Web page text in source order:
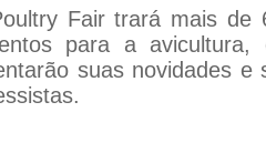
Fair trará mais de
para a
suas novidades